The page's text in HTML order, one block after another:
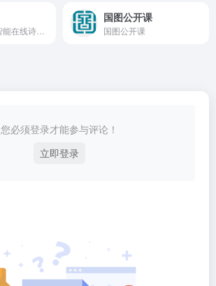
国图公开课
国图公开课
您必须登录才能参与评论！
立即登录